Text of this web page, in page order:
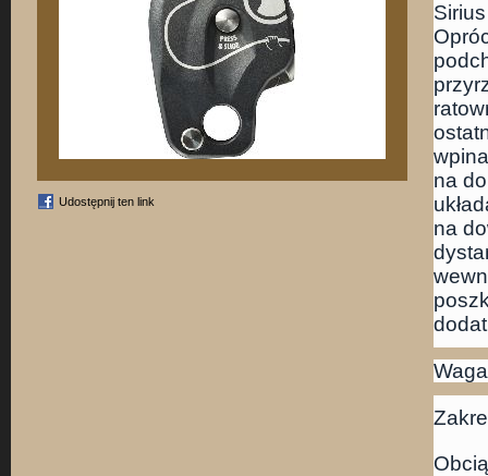
Udostępnij ten link
na
na